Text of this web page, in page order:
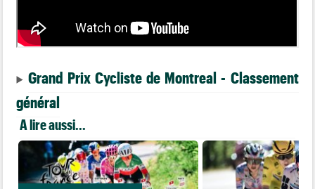
Grand Prix Cycliste de Montreal - Classement
général
A lire aussi...